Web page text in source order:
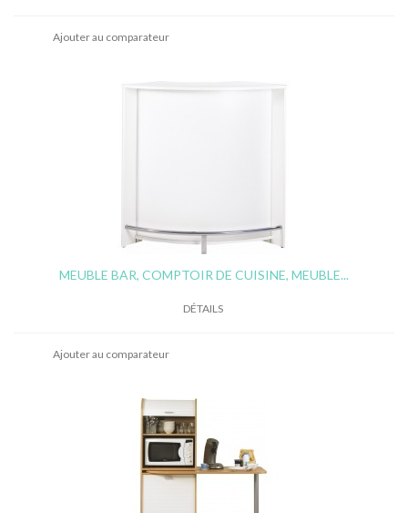
Ajouter au comparateur
MEUBLE BAR, COMPTOIR DE CUISINE, MEUBLE...
DÉTAILS
Ajouter au comparateur